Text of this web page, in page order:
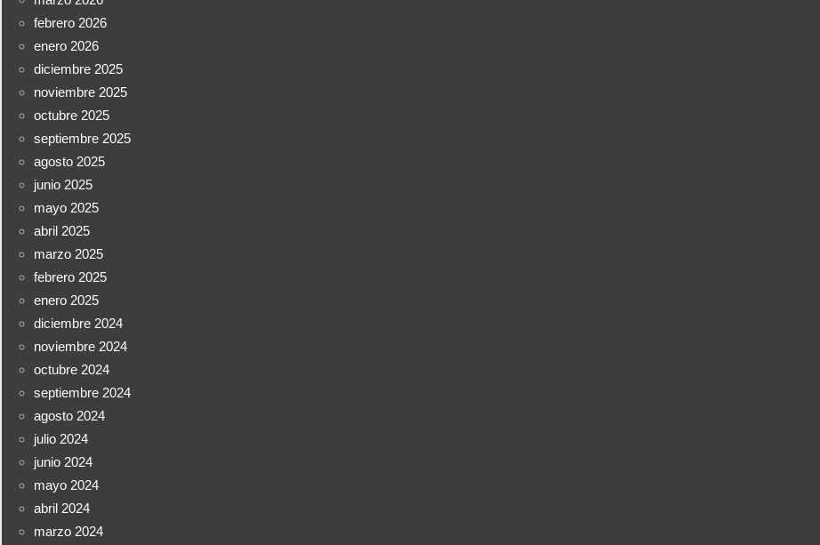
febrero 2026
enero 2026
diciembre 2025
noviembre 2025
octubre 2025
septiembre 2025
agosto 2025
junio 2025
mayo 2025
abril 2025
marzo 2025
febrero 2025
enero 2025
diciembre 2024
noviembre 2024
octubre 2024
septiembre 2024
agosto 2024
julio 2024
junio 2024
mayo 2024
abril 2024
marzo 2024